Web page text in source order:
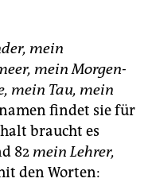
mein
mein Morgen-
mein Tau, mein
findet sie für
braucht es
82 mein Lehrer,
den Worten: